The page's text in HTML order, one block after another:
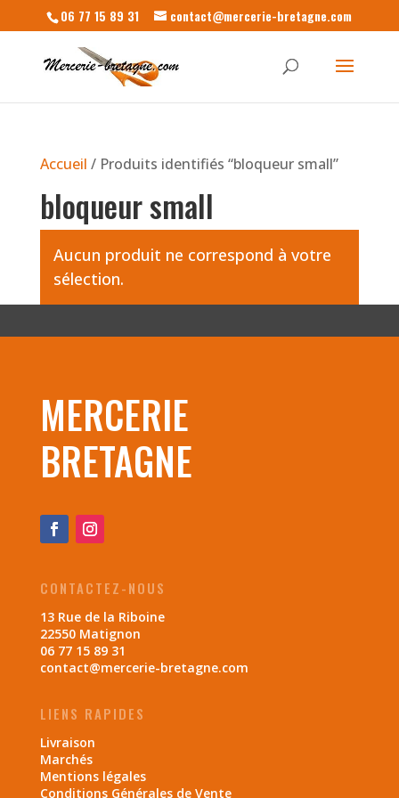
06 77 15 89 31 contact@mercerie-bretagne.com
Accueil / Produits identifiés “bloqueur small”
bloqueur small
Aucun produit ne correspond à votre
sélection.
MERCERIE
BRETAGNE
CONTACTEZ-NOUS
13 Rue de la Riboine
22550 Matignon
06 77 15 89 31
contact@mercerie-bretagne.com
LIENS RAPIDES
Livraison
Marchés
Mentions légales
Conditions Générales de Vente